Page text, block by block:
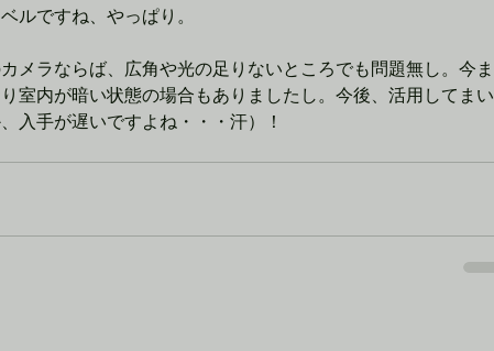
ルですね、やっぱり。
メラならば、広角や光の足りないところでも問題無し。今ま
室内が暗い状態の場合もありましたし。今後、活用してまい
入手が遅いですよね・・・汗）！